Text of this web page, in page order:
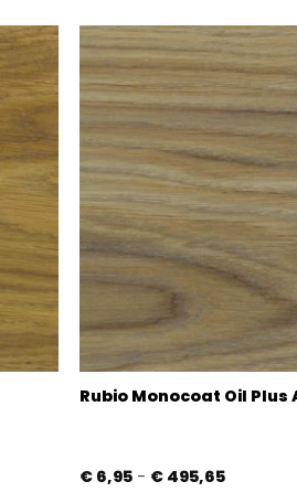
Rubio Monocoat Oil Plus
€ 6,95 - € 495,65Prijsklasse: